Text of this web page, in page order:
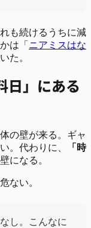
も続けるうちに減
は「 ニアミスはな
た。
日」にある
の壁が来る。ギャ
。代わりに、
「時
になる。
ない。
し。こんなに